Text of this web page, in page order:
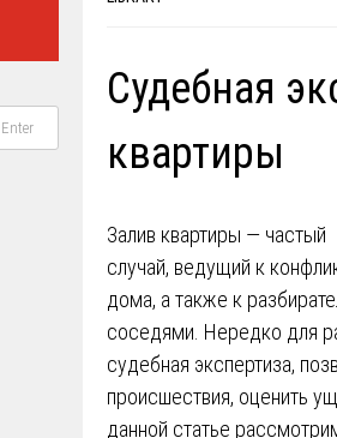
Судебная
квартиры
Залив квартиры — частый
случай, ведущий к
дома, а также к
соседями. Нередко для
судебная экспертиза,
происшествия, оценить
данной статье